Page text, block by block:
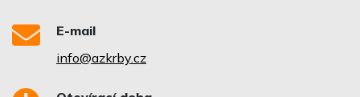
E-mail
info@azkrby.cz